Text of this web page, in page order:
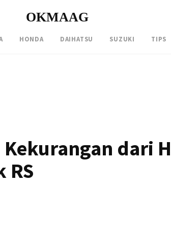
OKMAAG
HONDA DAIHATSU SUZUKI TIPS
dari
RS